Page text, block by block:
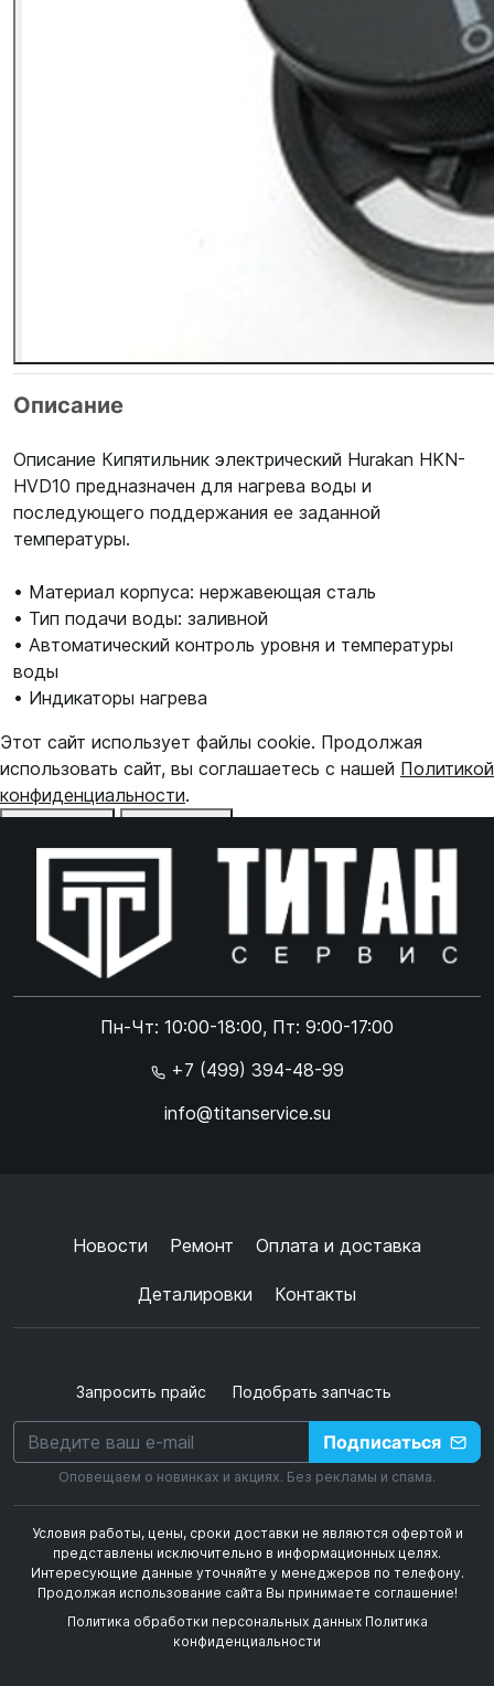
Описание
Описание Кипятильник электрический Hurakan HKN-
HVD10 предназначен для нагрева воды и
последующего поддержания ее заданной
температуры.
• Материал корпуса: нержавеющая сталь
• Тип подачи воды: заливной
• Автоматический контроль уровня и температуры
воды
• Индикаторы нагрева
Пн-Чт: 10:00-18:00, Пт: 9:00-17:00
+7 (499) 394-48-99
info@titanservice.su
Новости Ремонт Оплата и доставка
Деталировки Контакты
Запросить прайс Подобрать запчасть
Подписаться
Оповещаем о новинках и акциях. Без рекламы и спама.
Условия работы, цены, сроки доставки не являются офертой и
представлены исключительно в информационных целях.
Интересующие данные уточняйте у менеджеров по телефону.
Продолжая использование сайта Вы принимаете соглашение!
Политика обработки персональных данных Политика
конфиденциальности
Этот сайт использует файлы cookie. Продолжая
использовать сайт, вы соглашаетесь с нашей Политикой
конфиденциальности.
Online чат
Online чат